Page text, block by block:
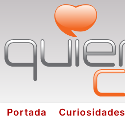
Portada Curiosidades